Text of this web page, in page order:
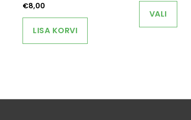
€8,00
LISA KORVI
VALI